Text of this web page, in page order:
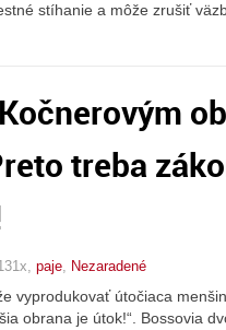
stíhanie a môže zrušiť
treba
paje, Nezaradené
vyprodukovať útočiaca
obrana je útok!“. Bossovia